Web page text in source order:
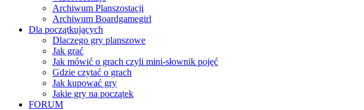
Archiwum Planszostacji
Archiwum Boardgamegirl
Dla początkujących
Dlaczego gry planszowe
Jak grać
Jak mówić o grach czyli mini-słownik pojęć
Gdzie czytać o grach
Jak kupować gry
Jakie gry na początek
FORUM